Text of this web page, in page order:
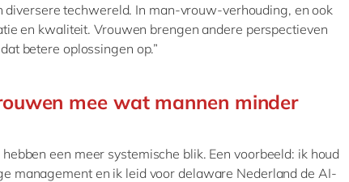
diversere techwereld. In man-vrouw-verhouding, en ook
en kwaliteit. Vrouwen brengen andere perspectieven
betere oplossingen op.”
mee wat mannen minder
een meer systemische blik. Een voorbeeld: ik houd
management en ik leid voor delaware Nederland de AI-